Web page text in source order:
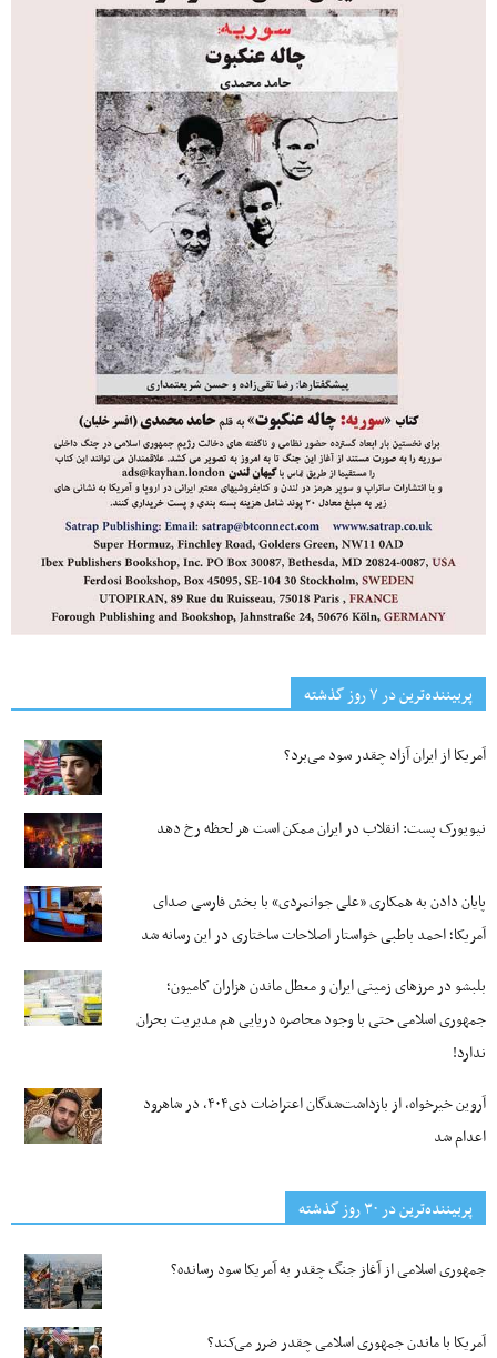
پربیننده‌ترین‌ در ۷ روز گذشته
آمریکا از ایران آزاد چقدر سود می‌برد؟
نیویورک پست: انقلاب در ایران ممکن است هر لحظه رخ دهد
پایان دادن به همکاری «علی جوانمردی» با بخش فارسی صدای
آمریکا؛ احمد باطبی خواستار اصلاحات ساختاری در این رسانه شد
بلبشو در مرزهای زمینی ایران و معطل ماندن هزاران کامیون؛
جمهوری اسلامی حتی با وجود محاصره دریایی هم مدیریت بحران
ندارد!
آروین خیرخواه، از بازداشت‌شدگان اعتراضات دی۴۰۴، در شاهرود
اعدام شد
پربیننده‌ترین‌ در ۳۰ روز گذشته
جمهوری اسلامی از آغاز جنگ چقدر به آمریکا سود رسانده؟
آمریکا با ماندن جمهوری اسلامی چقدر ضرر می‌کند؟